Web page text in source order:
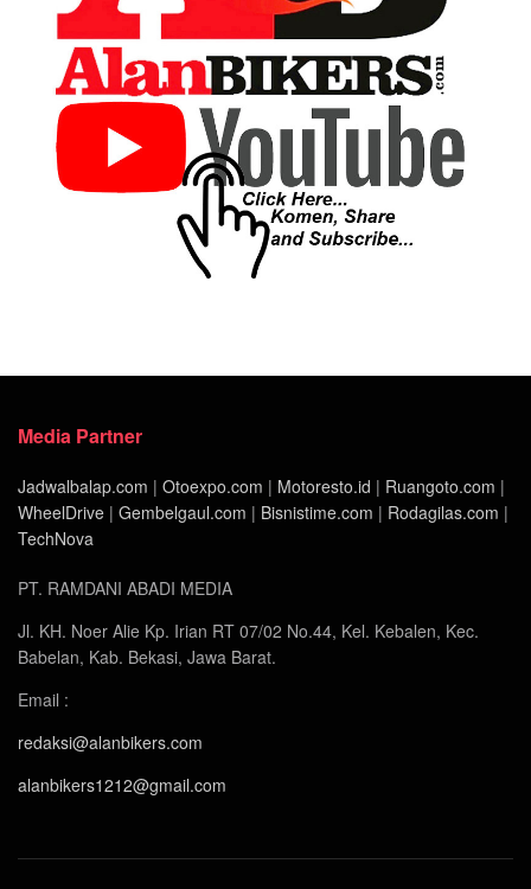
Media Partner
Jadwalbalap.com | Otoexpo.com | Motoresto.id | Ruangoto.com |
WheelDrive | Gembelgaul.com | Bisnistime.com | Rodagilas.com |
TechNova
PT. RAMDANI ABADI MEDIA
Jl. KH. Noer Alie Kp. Irian RT 07/02 No.44, Kel. Kebalen, Kec.
Babelan, Kab. Bekasi, Jawa Barat.
Email :
redaksi@alanbikers.com
alanbikers1212@gmail.com